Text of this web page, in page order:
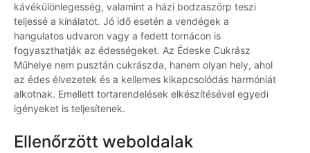
kávékülönlegesség, valamint a házi bodzaszörp teszi
teljessé a kínálatot. Jó idő esetén a vendégek a
hangulatos udvaron vagy a fedett tornácon is
fogyaszthatják az édességeket. Az Édeske Cukrász
Műhelye nem pusztán cukrászda, hanem olyan hely, ahol
az édes élvezetek és a kellemes kikapcsolódás harmóniát
alkotnak. Emellett tortarendelések elkészítésével egyedi
igényeket is teljesítenek.
Ellenőrzött weboldalak